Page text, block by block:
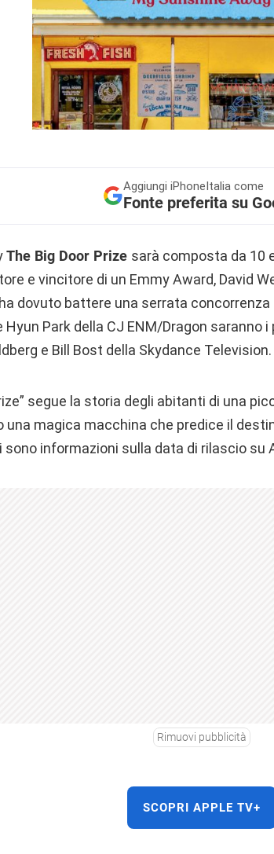
Aggiungi iPhoneItalia come
Fonte preferita su
The Big Door Prize sarà composta da 10
e vincitore di un Emmy Award, David
dovuto battere una serrata
Hyun Park della CJ ENM/Dragon
e Bill Bost della Skydance Television.
segue la storia degli abitanti di una
una magica macchina che predice il
informazioni sulla data di rilascio su
Rimuovi pubblicità
SCOPRI APPLE TV+